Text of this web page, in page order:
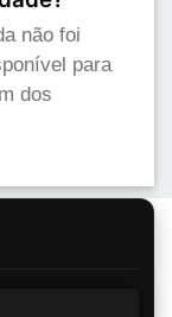
não foi
para
dos